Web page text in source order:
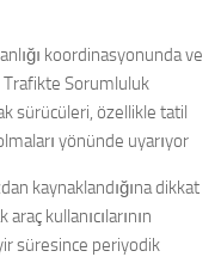
koordinasyonunda ve
Trafikte Sorumluluk
sürücüleri, özellikle tatil
yönünde uyarıyor
kaynaklandığına dikkat
kullanıcılarının
süresince periyodik